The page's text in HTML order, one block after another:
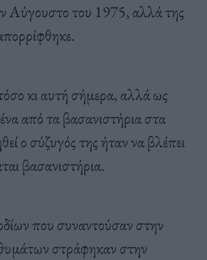
Αύγουστο του 1975, αλλά της
κι αυτή σήμερα, αλλά ως
από τα βασανιστήρια στα
ο σύζυγός της ήταν να βλέπει
βασανιστήρια.
που συναντούσαν στην
στράφηκαν στην